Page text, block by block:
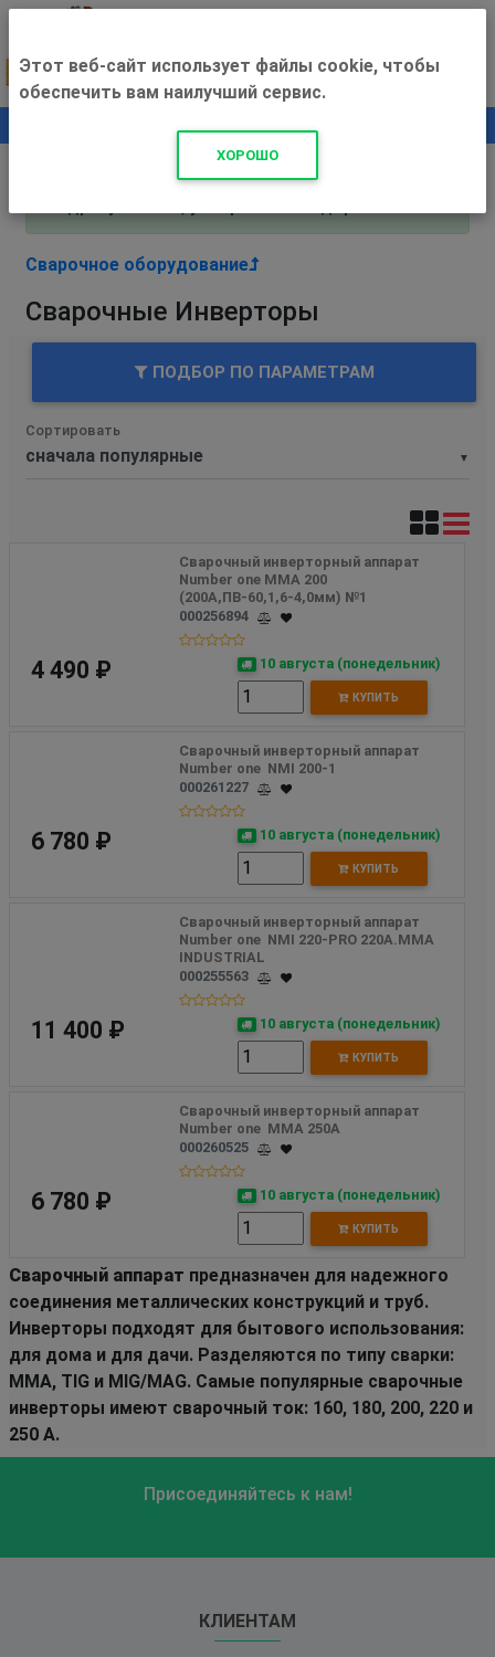
+500 ₽
Внимание! С 3 августа магазин работает по
Сварочное оборудование
Сварочные Инверторы
ПОДБОР ПО ПАРАМЕТРАМ
▼
Сортировать
Сварочный инверторный аппарат
Number one MMA 200
(200A,ПВ-60,1,6-4,0мм) №1
000256894
4 490 ₽ 10 августа (понедельник)
КУПИТЬ
Сварочный инверторный аппарат
Number one  NMI 200-1
000261227
6 780 ₽ 10 августа (понедельник)
КУПИТЬ
Сварочный инверторный аппарат
Number one  NMI 220-PRO 220A.MMA
INDUSTRIAL
000255563
11 400 ₽ 10 августа (понедельник)
КУПИТЬ
Сварочный инверторный аппарат
Number one  MMA 250A
000260525
6 780 ₽ 10 августа (понедельник)
КУПИТЬ
Сварочный аппарат предназначен для надежного
соединения металлических конструкций и труб.
Инверторы подходят для бытового использования:
для дома и для дачи. Разделяются по типу сварки:
ММА, TIG и MIG/MAG. Самые популярные сварочные
инверторы имеют сварочный ток: 160, 180, 200, 220 и
250 A.
Присоединяйтесь к нам!
КЛИЕНТАМ
Этот веб-сайт использует файлы cookie, чтобы
обеспечить вам наилучший сервис.
ХОРОШО